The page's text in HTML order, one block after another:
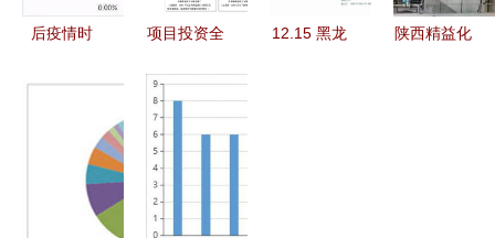
后疫情时
投资的十个
特点与进阶
项目投资全
从创意到回
报的路线图
12.15 黑龙
陕西精益化